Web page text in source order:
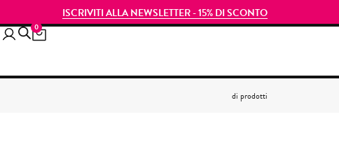
ISCRIVITI ALLA NEWSLETTER - 15% DI SCONTO
0
di prodotti